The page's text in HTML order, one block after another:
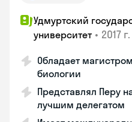
Удмуртский
университет • 2017 г.
Обладает
биологии
Представлял Перу
лучшим делегатом